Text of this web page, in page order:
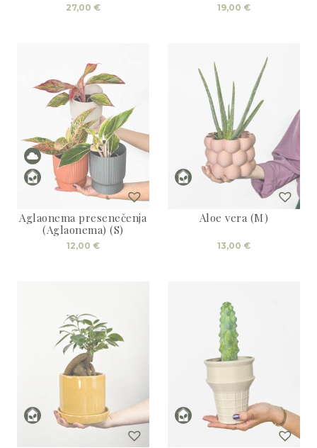
27,00 € 19,00 €
Aglaonema presenečenja
(Aglaonema) (S)
12,00 €
Aloe vera (M)
13,00 €